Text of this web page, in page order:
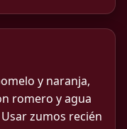
y naranja,
romero y agua
zumos recién